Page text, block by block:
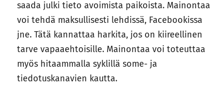
saada julki tieto avoimista paikoista. Mainontaa
voi tehdä maksullisesti lehdissä, Facebookissa
jne. Tätä kannattaa harkita, jos on kiireellinen
tarve vapaaehtoisille. Mainontaa voi toteuttaa
myös hitaammalla syklillä some- ja
tiedotuskanavien kautta.